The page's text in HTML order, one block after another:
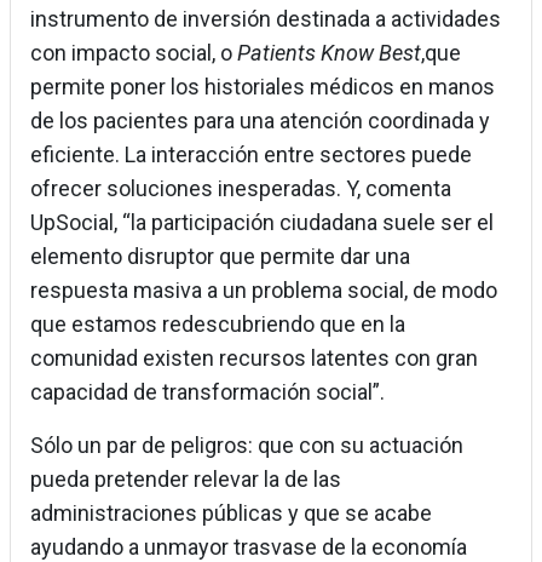
instrumento de inversión destinada a actividades
con impacto social, oPatients Know Best,que
permite poner los historiales médicos en manos
de los pacientes para una atención coordinada y
eficiente. La interacción entre sectores puede
ofrecer soluciones inesperadas. Y, comenta
UpSocial, “la participación ciudadana suele ser el
elemento disruptor que permite dar una
respuesta masiva a un problema social, de modo
que estamos redescubriendo que en la
comunidad existen recursos latentes con gran
capacidad de transformación social”.
Sólo un par de peligros: que con su actuación
pueda pretender relevar la de las
administraciones públicas y que se acabe
ayudando a unmayor trasvase de la economía